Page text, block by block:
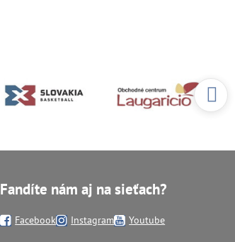
Fandíte nám aj na sieťach?
Facebook Instagram Youtube